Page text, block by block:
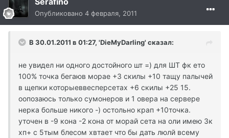
Опубликовано 4 февраля, 2011
В 30.01.2011 в 01:27, 'DieMyDarling' сказал:
не увидел ни одного достойного шт =) для ШТ фк ето
100% точка бегаюв морае +3 скилы +10 тащу палычей
в щепки которыеввесперсетах +6 скилы +25 15.
оопозаюсь только сумонеров и 1 овера на сервере
нерка больше никого -) остольно крап +10точка.
уточен в -9 кона -2 кона от морай сета на оли имею 3к
хп+ с 5тым блесом хвтает что бы дать люлй всему